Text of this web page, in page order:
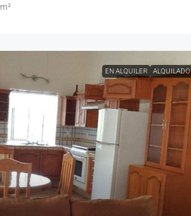
m²
EN ALQUILER ALQUILADO